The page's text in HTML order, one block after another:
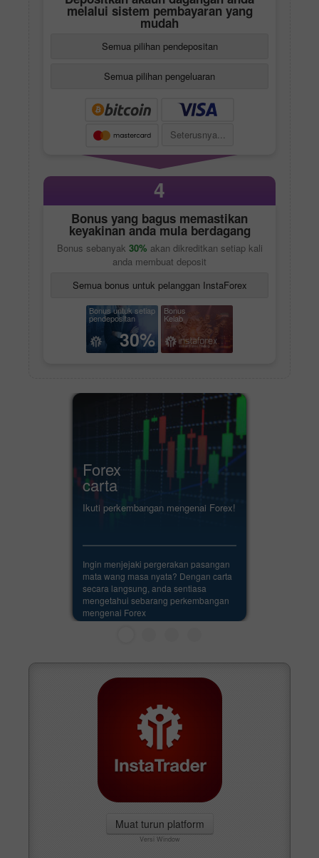
melalui sistem pembayaran yang
mudah
Semua pilihan pendepositan
Semua pilihan pengeluaran
Seterusnya...
4
Bonus yang bagus memastikan
keyakinan anda mula berdagang
Bonus sebanyak 30% akan dikreditkan setiap kali
anda membuat deposit
Semua bonus untuk pelanggan InstaForex
Bonus untuk setiap
pendepositan
30%
Bonus
Kelab
Forex
carta
Ikuti perkembangan mengenai Forex!
Ingin menjejaki pergerakan pasangan
mata wang masa nyata? Dengan carta
secara langsung, anda sentiasa
mengetahui sebarang perkembangan
mengenai Forex
Muat turun platform
Versi Window